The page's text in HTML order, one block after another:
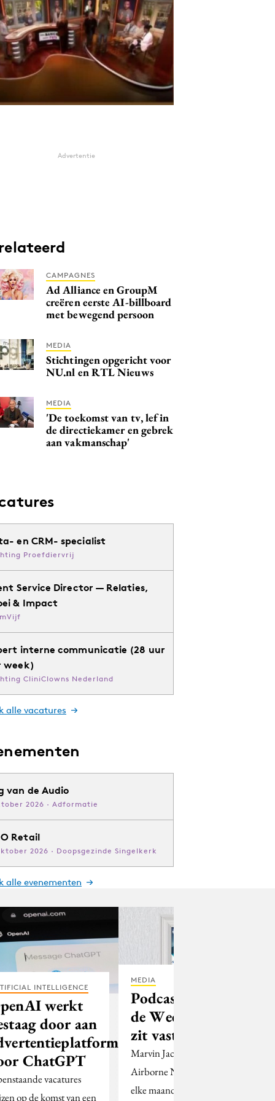
Advertentie
CAMPAGNES
Ad Alliance en GroupM
creëren eerste AI-billboard
met bewegend persoon
MEDIA
Stichtingen opgericht voor
NU.nl en RTL Nieuws
MEDIA
'De toekomst van tv, lef in
de directiekamer en gebrek
aan vakmanschap'
en CRM- specialist
Proefdiervrij
Service Director — Relaties,
& Impact
interne communicatie (28 uur
week)
CliniClowns Nederland
alle vacatures
van de Audio
2026 · Adformatie
Retail
2026 · Doopsgezinde Singelkerk
alle evenementen
INTELLIGENCE
werkt
door aan
ChatGPT
vacatures
op de komst van een
MEDIA
Podcast voor
de Week: Olaf
zit vast
Marvin Jacobs van
Airborne Network tipt
elke maandagochtend